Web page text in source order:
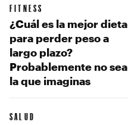
FITNESS
¿Cuál es la mejor dieta
para perder peso a
largo plazo?
Probablemente no sea
la que imaginas
SALUD